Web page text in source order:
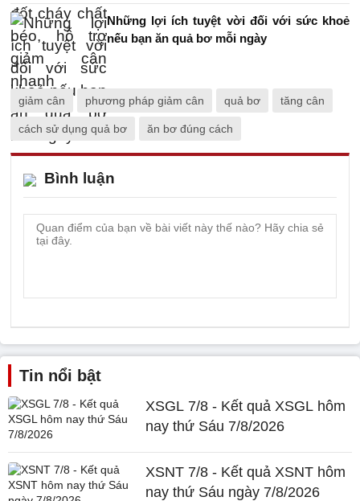
Những lợi ích tuyệt vời đối với sức khoẻ
nếu bạn ăn quả bơ mỗi ngày
giảm cân phương pháp giảm cân quả bơ tăng cân
cách sử dụng quả bơ ăn bơ đúng cách
Bình luận
Tin nổi bật
XSGL 7/8 - Kết quả XSGL hôm
nay thứ Sáu 7/8/2026
XSNT 7/8 - Kết quả XSNT hôm
nay thứ Sáu ngày 7/8/2026